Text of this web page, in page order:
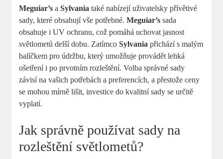
Meguiar’s aSylvania také nabízejí uživatelsky přívětivé
⁣sady, které obsahují vše potřebné.Meguiar’s sada
obsahuje i UV ochranu,‌ což⁣ pomáhá uchovat jasnost
světlometů delší dobu. ZatímcoSylvania přichází s ‌malým
⁤balíčkem‍ pro ​údržbu, který umožňuje provádět lehká
ošetření i po prvotním rozleštění. Volba správné sady
závisí na vašich potřebách a preferencích, a přestože ⁤ceny
se mohou mírně lišit, investice do kvalitní sady se ‌určitě
vyplatí.
Jak správně používat sady na
rozleštění ⁤světlometů?